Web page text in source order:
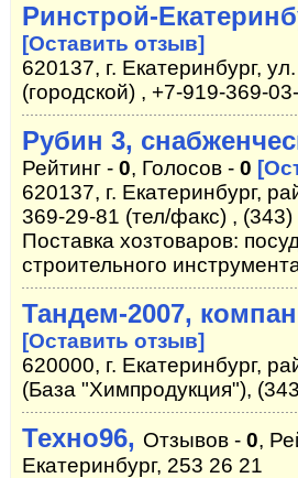
Ринстрой-
[Оставить отзыв]
620137, г. Екатеринбург,
(городской) , +7-919-369-
Рубин 3,
Рейтинг - 0, Голосов - 0
620137, г. Екатеринбург,
369-29-81 (тел/факс) ,
Поставка хозтоваров:
строительного
Тандем-2007,
[Оставить отзыв]
620000, г. Екатеринбург,
(База "Химпродукция"),
Техно96, Отзывов - 0,
Екатеринбург, 253 26 21